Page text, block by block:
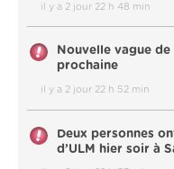
il y a 2 jour 22 h 48 min
Nouvelle vague
prochaine
il y a 2 jour 22 h 52 min
Deux personnes
d’ULM hier soir à